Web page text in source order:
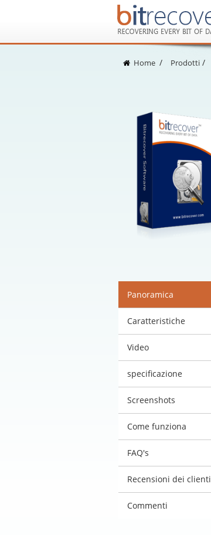
Home Prodotti
Panoramica
Caratteristiche
Video
specificazione
Screenshots
Come funziona
FAQ's
Recensioni dei clienti
Commenti